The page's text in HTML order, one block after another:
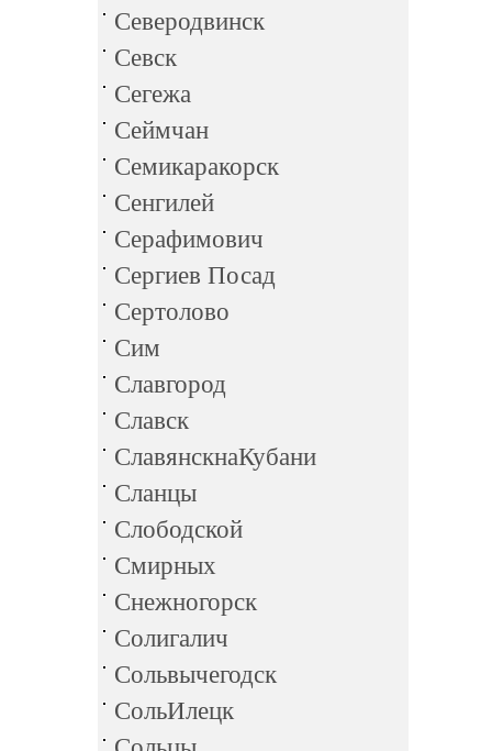
Северодвинск
Севск
Сегежа
Сеймчан
Семикаракорск
Сенгилей
Серафимович
Сергиев Посад
Сертолово
Сим
Славгород
Славск
СлавянскнаКубани
Сланцы
Слободской
Смирных
Снежногорск
Солигалич
Сольвычегодск
СольИлецк